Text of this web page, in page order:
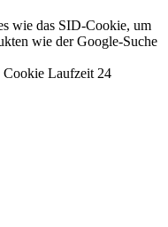
wie das SID-Cookie, um
wie der Google-Suche
Cookie Laufzeit 24